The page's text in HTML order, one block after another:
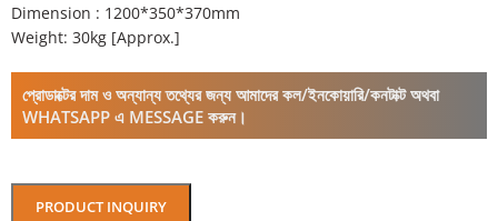
Dimension : 1200*350*370mm
Weight: 30kg [Approx.]
প্রোডাক্টের দাম ও অন্যান্য তথ্যের জন্য আমাদের কল/ইনকোয়ারি/কনটাক্ট অথবা
WHATSAPP এ MESSAGE করুন।
PRODUCT INQUIRY